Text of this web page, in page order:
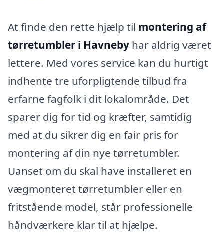
At finde den rette hjælp til montering af
tørretumbler i Havneby har aldrig været
lettere. Med vores service kan du hurtigt
indhente tre uforpligtende tilbud fra
erfarne fagfolk i dit lokalområde. Det
sparer dig for tid og kræfter, samtidig
med at du sikrer dig en fair pris for
montering af din nye tørretumbler.
Uanset om du skal have installeret en
vægmonteret tørretumbler eller en
fritstående model, står professionelle
håndværkere klar til at hjælpe.